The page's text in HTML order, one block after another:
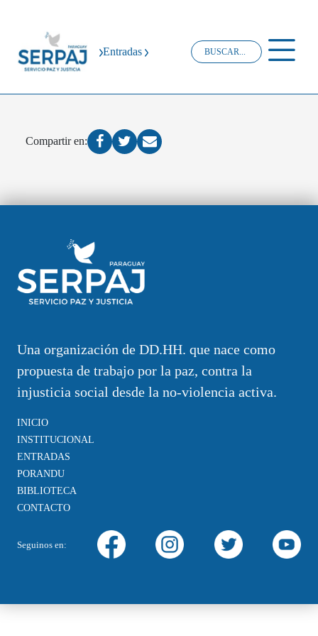
Entradas
Compartir en:
Una organización de DD.HH. que nace como
propuesta de trabajo por la paz, contra la
injusticia social desde la no-violencia activa.
INICIO
INSTITUCIONAL
ENTRADAS
PORANDU
BIBLIOTECA
CONTACTO
Seguinos en: